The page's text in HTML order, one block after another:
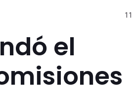
11
el